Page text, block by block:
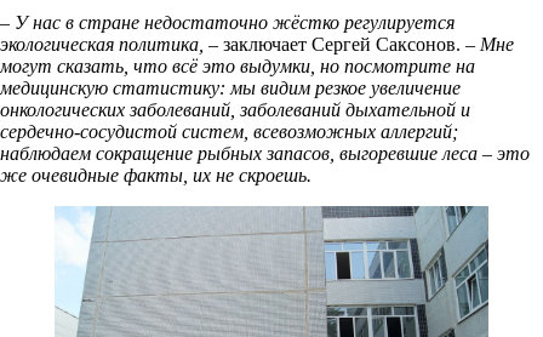
– У нас в стране недостаточно жёстко регулируется
экологическая политика, – заключает Сергей Саксонов. – Мне
могут сказать, что всё это выдумки, но посмотрите на
медицинскую статистику: мы видим резкое увеличение
онкологических заболеваний, заболеваний дыхательной и
сердечно-сосудистой систем, всевозможных аллергий;
наблюдаем сокращение рыбных запасов, выгоревшие леса – это
же очевидные факты, их не скроешь.